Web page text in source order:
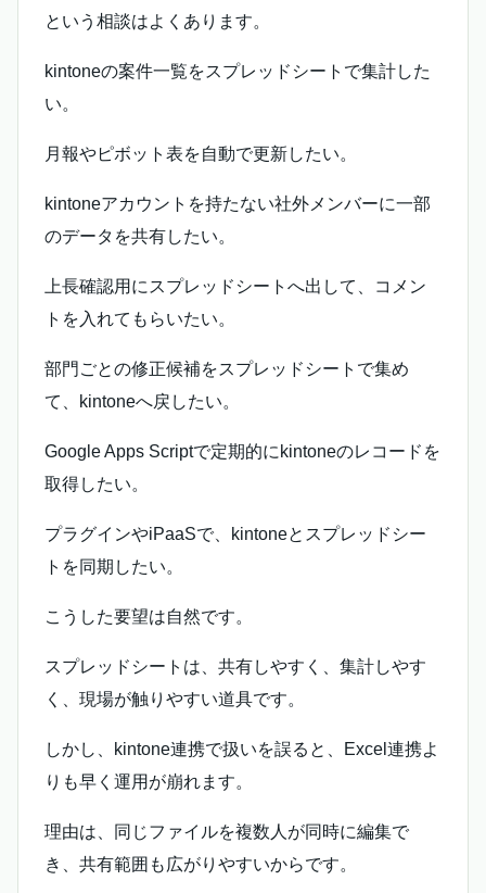
という相談はよくあります。
kintoneの案件一覧をスプレッドシートで集計した
い。
月報やピボット表を自動で更新したい。
kintoneアカウントを持たない社外メンバーに一部
のデータを共有したい。
上長確認用にスプレッドシートへ出して、コメン
トを入れてもらいたい。
部門ごとの修正候補をスプレッドシートで集め
て、kintoneへ戻したい。
Google Apps Scriptで定期的にkintoneのレコードを
取得したい。
プラグインやiPaaSで、kintoneとスプレッドシー
トを同期したい。
こうした要望は自然です。
スプレッドシートは、共有しやすく、集計しやす
く、現場が触りやすい道具です。
しかし、kintone連携で扱いを誤ると、Excel連携よ
りも早く運用が崩れます。
理由は、同じファイルを複数人が同時に編集で
き、共有範囲も広がりやすいからです。